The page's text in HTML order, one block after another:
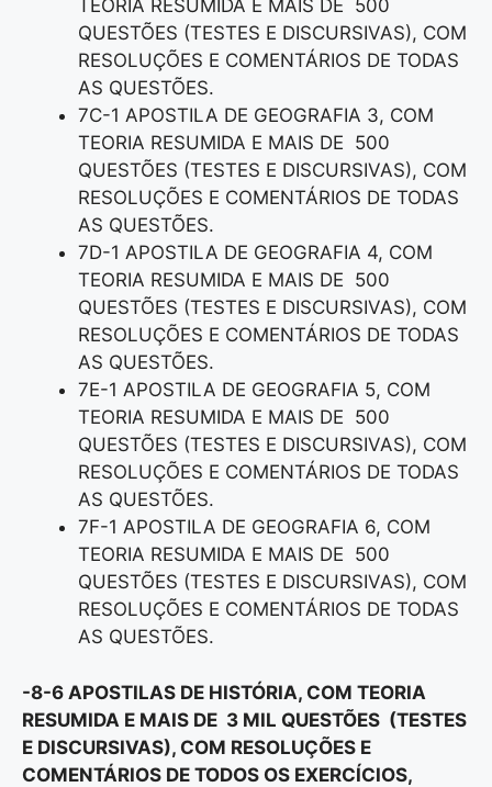
TEORIA RESUMIDA E MAIS DE 500
QUESTÕES (TESTES E DISCURSIVAS), COM
RESOLUÇÕES E COMENTÁRIOS DE TODAS
AS QUESTÕES.
7C-1 APOSTILA DE GEOGRAFIA 3, COM
TEORIA RESUMIDA E MAIS DE 500
QUESTÕES (TESTES E DISCURSIVAS), COM
RESOLUÇÕES E COMENTÁRIOS DE TODAS
AS QUESTÕES.
7D-1 APOSTILA DE GEOGRAFIA 4, COM
TEORIA RESUMIDA E MAIS DE 500
QUESTÕES (TESTES E DISCURSIVAS), COM
RESOLUÇÕES E COMENTÁRIOS DE TODAS
AS QUESTÕES.
7E-1 APOSTILA DE GEOGRAFIA 5, COM
TEORIA RESUMIDA E MAIS DE 500
QUESTÕES (TESTES E DISCURSIVAS), COM
RESOLUÇÕES E COMENTÁRIOS DE TODAS
AS QUESTÕES.
7F-1 APOSTILA DE GEOGRAFIA 6, COM
TEORIA RESUMIDA E MAIS DE 500
QUESTÕES (TESTES E DISCURSIVAS), COM
RESOLUÇÕES E COMENTÁRIOS DE TODAS
AS QUESTÕES.
-8-6 APOSTILAS DE HISTÓRIA, COM TEORIA
RESUMIDA E MAIS DE 3 MIL QUESTÕES (TESTES
E DISCURSIVAS), COM RESOLUÇÕES E
COMENTÁRIOS DE TODOS OS EXERCÍCIOS,